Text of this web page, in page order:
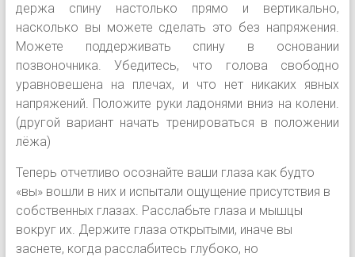
держа спину настолько прямо и вертикально,
насколько вы можете сделать это без напряжения.
Можете поддерживать спину в основании
позвоночника. Убедитесь, что голова свободно
уравновешена на плечах, и что нет никаких явных
напряжений. Положите руки ладонями вниз на колени.
(другой вариант начать тренироваться в положении
лёжа)
Теперь отчетливо осознайте ваши глаза как будто
«вы» вошли в них и испытали ощущение присутствия в
собственных глазах. Расслабьте глаза и мышцы
вокруг их. Держите глаза открытыми, иначе вы
заснете, когда расслабитесь глубоко, но